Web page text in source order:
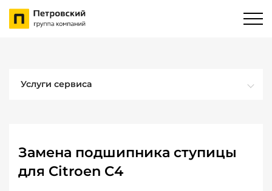
Услуги сервиса
Замена подшипника ступицы
для Citroen C4